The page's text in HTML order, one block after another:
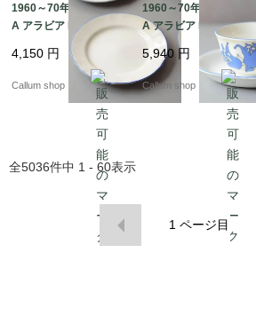
1960～70年代 ARABI
A アラビア Lilja 17cm
プレート お皿 リリヤ L
aila Hakala 北欧 食器
フィンランド 陶器 ヴィ
4,150 円
Callum shop
1960～70年代 ARABI
A アラビア Lilja カップ
＆ソーサー リリヤ Lail
a Hakala 北欧 食器 フ
ィンランド 陶器 ヴィン
テージ_it4700
5,940円
Callum shop
全5036件中 1 - 60表示
1 ページ目